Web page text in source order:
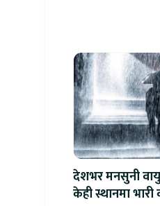
देशभर मनसुनी
केही स्थानमा भारी